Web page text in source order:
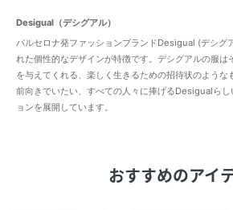
Desigual（デシグアル）
バルセロナ発ファッションブランドDesigual (デシグ
れた個性的なデザインが特徴です。デシグアルの服は
を与えてくれる、楽しく生きるための招待状のような
前向きでいたい、すべての人々に捧げるDesigualら
ョンを展開しています。
おすすめのアイ